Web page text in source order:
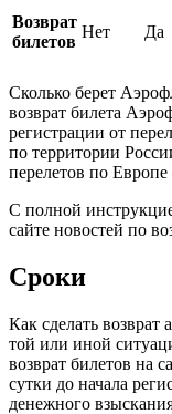
Возврат
билетов
Нет Да
Сколько берет
возврат билета
регистрации от
по территории
перелетов по
С полной
сайте новостей по
Сроки
Как сделать возврат
той или иной
возврат билетов на
сутки до начала
денежного